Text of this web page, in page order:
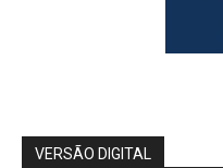
VERSÃO DIGITAL